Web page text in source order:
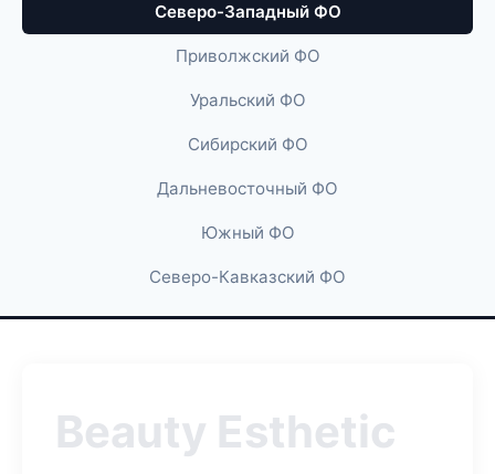
Северо-Западный ФО
Приволжский ФО
Уральский ФО
Сибирский ФО
Дальневосточный ФО
Южный ФО
Северо-Кавказский ФО
Beauty Esthetic